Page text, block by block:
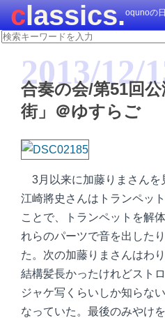
classics.oqunoの
2013/12/
合奏の会/第51回
街」＠ゆすらご
3月以来に加藤りまさん
江崎將史さんはトランペッ
ことで、トランペットを解
れらのパーツで音を出した
た。次の加藤りまさんはわ
結構髪長かったけれどスト
ジャケ写くらいしか知らな
なっていた。最後のみやけ